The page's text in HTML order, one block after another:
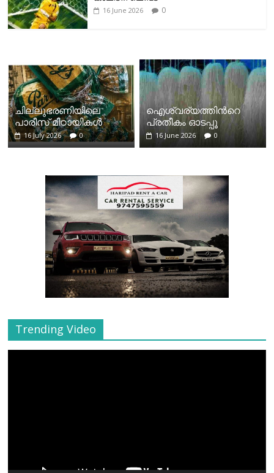
16 June 2026 0
ചില്ലുഭരണിയിലെ
പാരീസ് മിഠായികള്‍
16 July 2026 0
ഐശ്വര്യത്തിന്‍റെ
പ്രതീകം ഓടപ്പൂ
16 June 2026 0
Trending Video